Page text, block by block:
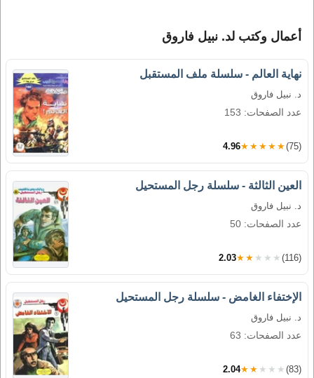
أعمال وكتب لد. نبيل فاروق
نهاية العالم - سلسلة ملف المستقبل
د. نبيل فاروق
عدد الصفحات: 153
4.96★★★★★(75)
العين الثالثة - سلسلة رجل المستحيل
د. نبيل فاروق
عدد الصفحات: 50
2.03★★★★★ (116)
الإختفاء الغامض - سلسلة رجل المستحيل
د. نبيل فاروق
عدد الصفحات: 63
2.04★★★★★ (83)